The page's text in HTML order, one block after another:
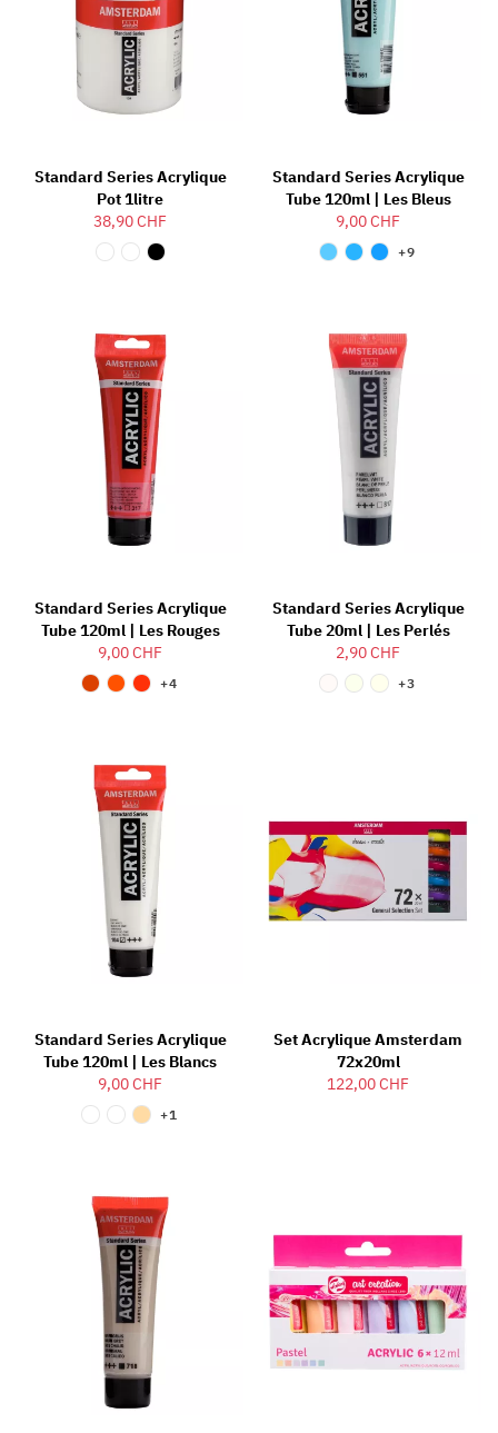
Standard Series Acrylique
Pot 1litre
38,90 CHF
Standard Series Acrylique
Tube 120ml | Les Bleus
9,00 CHF
+9
Standard Series Acrylique
Tube 120ml | Les Rouges
9,00 CHF
+4
Standard Series Acrylique
Tube 20ml | Les Perlés
2,90 CHF
+3
Standard Series Acrylique
Tube 120ml | Les Blancs
9,00 CHF
+1
Set Acrylique Amsterdam
72x20ml
122,00 CHF